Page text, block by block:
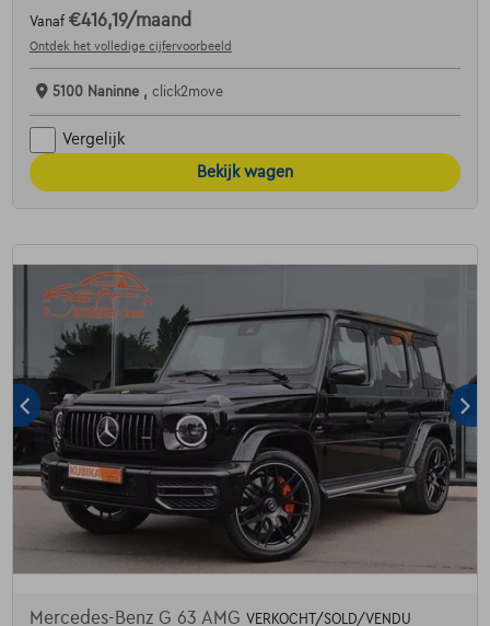
Vanaf €416,19/maand
Ontdek het volledige cijfervoorbeeld
5100 Naninne , click2move
Vergelijk
Bekijk wagen
Mercedes-Benz G 63 AMG VERKOCHT/SOLD/VENDU